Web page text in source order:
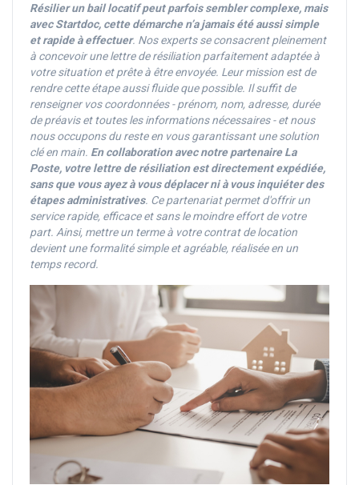
Résilier un bail locatif peut parfois sembler complexe, mais
avec Startdoc, cette démarche n’a jamais été aussi simple
et rapide à effectuer. Nos experts se consacrent pleinement
à concevoir une lettre de résiliation parfaitement adaptée à
votre situation et prête à être envoyée. Leur mission est de
rendre cette étape aussi fluide que possible. Il suffit de
renseigner vos coordonnées - prénom, nom, adresse, durée
de préavis et toutes les informations nécessaires - et nous
nous occupons du reste en vous garantissant une solution
clé en main. En collaboration avec notre partenaire La
Poste, votre lettre de résiliation est directement expédiée,
sans que vous ayez à vous déplacer ni à vous inquiéter des
étapes administratives. Ce partenariat permet d'offrir un
service rapide, efficace et sans le moindre effort de votre
part. Ainsi, mettre un terme à votre contrat de location
devient une formalité simple et agréable, réalisée en un
temps record.